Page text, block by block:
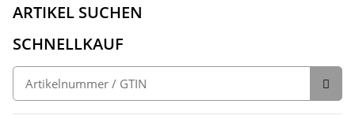
ARTIKEL SUCHEN
SCHNELLKAUF